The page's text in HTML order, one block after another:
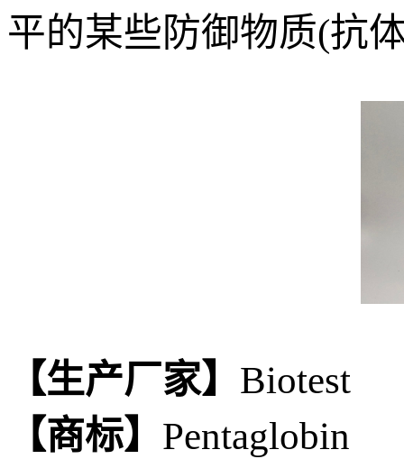
平的某些防御物质(抗
【生产厂家】 Biotest
【商标】 Pentaglobin